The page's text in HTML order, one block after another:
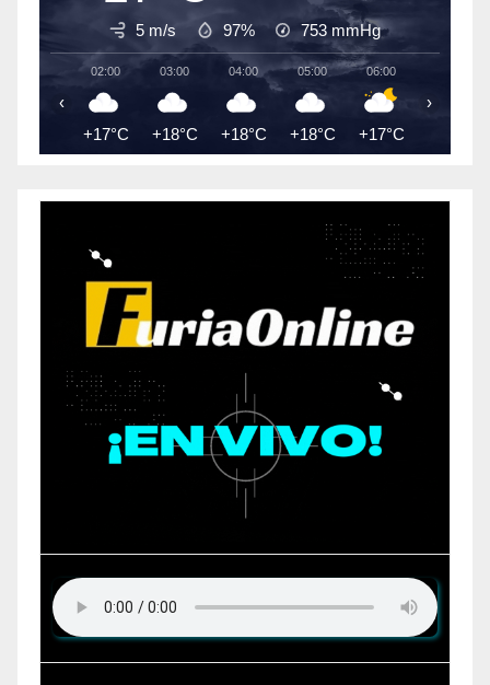
5 m/s 97% 753 mmHg
02:00
+17°C
03:00
+18°C
04:00
+18°C
05:00
+18°C
06:00
+17°C
‹ ›